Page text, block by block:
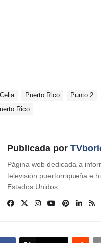
Celia Puerto Rico
Punto 2
Rico
Publicada por
Página web dedicada a
televisión puertorriqueña e
Estados Unidos.